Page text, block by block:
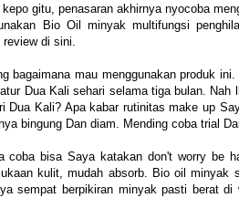
gitu, penasaran akhirnya nyocoba
Bio Oil minyak multifungsi
review di sini.
bagaimana mau menggunakan produk
Dua Kali sehari selama tiga bulan.
Dua Kali? Apa kabar rutinitas make up
bingung Dan diam. Mending coba trial
coba bisa Saya katakan don't worry be
kulit, mudah absorb. Bio oil
sempat berpikiran minyak pasti berat